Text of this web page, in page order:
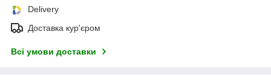
Delivery
Доставка кур'єром
Всі умови доставки